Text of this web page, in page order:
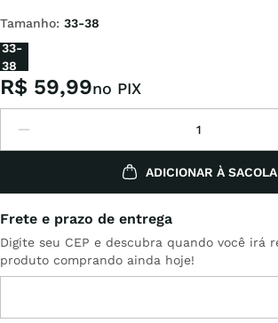
Tamanho: 33-38
33-
38
R$ 59,99no PIX
ADICIONAR À SACOLA